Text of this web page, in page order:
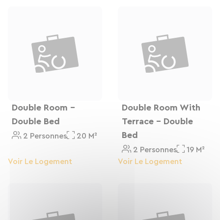
vitaminé, servi sur place.
Posez pied à terre chez nous et repartez du bon
braquet !
Double Room -
Double Bed
2 Personnes 20 M²
Voir Le Logement
Double Room With
Terrace - Double
Bed
2 Personnes
19 M²
Voir Le Logement